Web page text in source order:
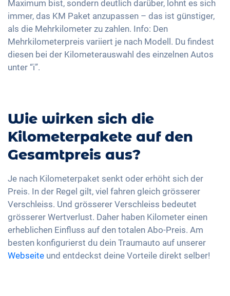
Maximum bist, sondern deutlich darüber, lohnt es sich
immer, das KM Paket anzupassen – das ist günstiger,
als die Mehrkilometer zu zahlen. Info: Den
Mehrkilometerpreis variiert je nach Modell. Du findest
diesen bei der Kilometerauswahl des einzelnen Autos
unter “i”.
Wie wirken sich die
Kilometerpakete auf den
Gesamtpreis aus?
Je nach Kilometerpaket senkt oder erhöht sich der
Preis. In der Regel gilt, viel fahren gleich grösserer
Verschleiss. Und grösserer Verschleiss bedeutet
grösserer Wertverlust. Daher haben Kilometer einen
erheblichen Einfluss auf den totalen Abo-Preis. Am
besten konfigurierst du dein Traumauto auf unserer
Webseite und entdeckst deine Vorteile direkt selber!